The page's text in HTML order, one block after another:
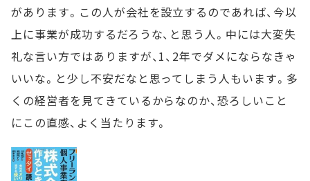
があります。この人が会社を設立するのであれば、今以
上に事業が成功するだろうな、と思う人。中には大変失
礼な言い方ではありますが、1、2年でダメにならなきゃ
いいな。と少し不安だなと思ってしまう人もいます。多
くの経営者を見てきているからなのか、恐ろしいこと
にこの直感、よく当たります。